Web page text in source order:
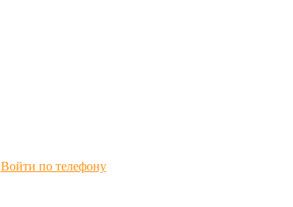
Войти по телефону